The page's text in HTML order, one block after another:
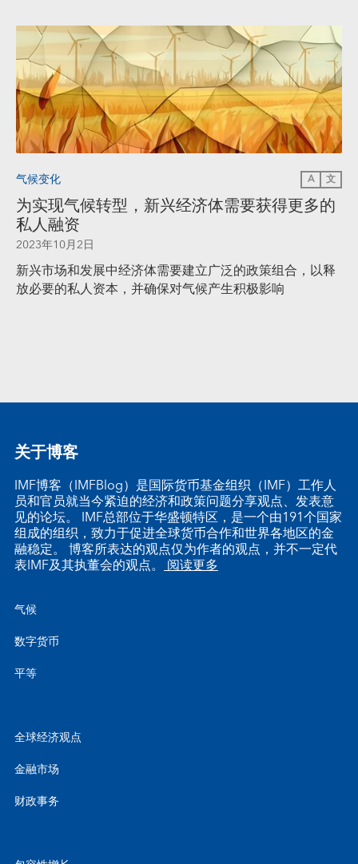
气候变化 A 文
为实现气候转型，新兴经济体需要获得更多的
私人融资
2023年10月2日
新兴市场和发展中经济体需要建立广泛的政策组合，以释
放必要的私人资本，并确保对气候产生积极影响
关于博客
IMF博客（IMFBlog）是国际货币基金组织（IMF）工作人
员和官员就当今紧迫的经济和政策问题分享观点、发表意
见的论坛。 IMF总部位于华盛顿特区，是一个由191个国家
组成的组织，致力于促进全球货币合作和世界各地区的金
融稳定。 博客所表达的观点仅为作者的观点，并不一定代
表IMF及其执董会的观点。 阅读更多
气候
数字货币
平等
全球经济观点
金融市场
财政事务